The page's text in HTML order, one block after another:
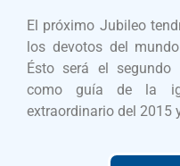
El próximo Jubileo
los devotos del
Ésto será el segundo
como guía de la
extraordinario del 2015